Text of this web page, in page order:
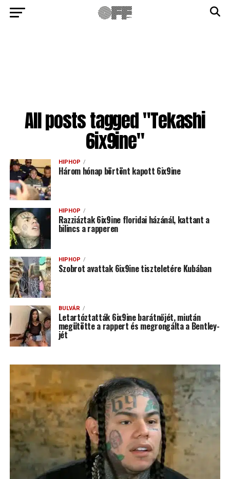
All posts tagged "Tekashi
6ix9ine"
HIPHOP
Három hónap börtönt kapott 6ix9ine
HIPHOP
Razziáztak 6ix9ine floridai házánál, kattant a
bilincs a rapperen
HIPHOP
Szobrot avattak 6ix9ine tiszteletére Kubában
BULVÁR
Letartóztatták 6ix9ine barátnőjét, miután
megütötte a rappert és megrongálta a Bentley-
jét